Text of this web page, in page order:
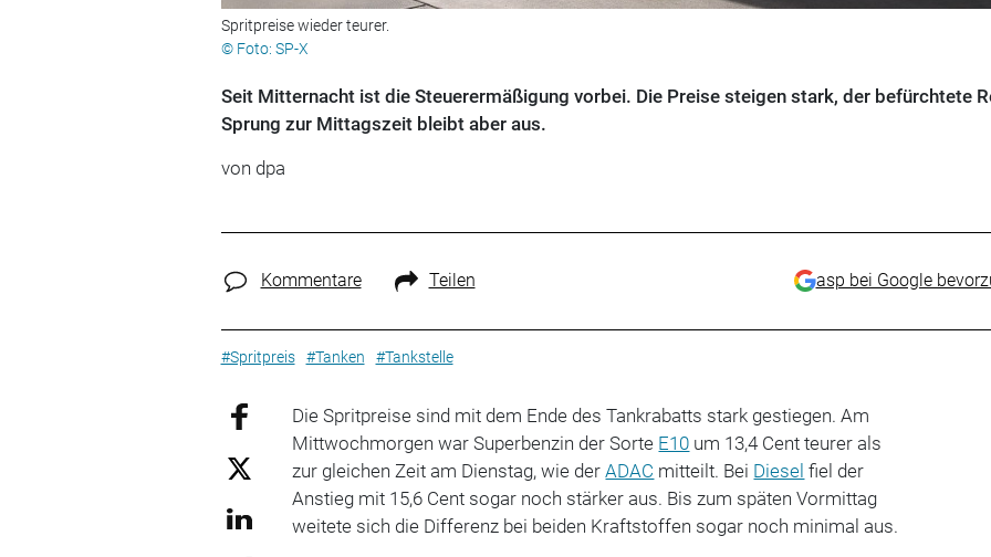
Spritpreise wieder teurer.
© Foto: SP-X
Seit Mitternacht ist die Steuerermäßigung vorbei. Die Preise steigen stark, der befürchtete
Sprung zur Mittagszeit bleibt aber aus.
von dpa
Kommentare Teilen asp bei Google
#Spritpreis #Tanken #Tankstelle
Die Spritpreise sind mit dem Ende des Tankrabatts stark gestiegen. Am
Mittwochmorgen war Superbenzin der Sorte E10 um 13,4 Cent teurer als
zur gleichen Zeit am Dienstag, wie derADAC mitteilt. Bei Diesel fiel der
Anstieg mit 15,6 Cent sogar noch stärker aus. Bis zum späten Vormittag
weitete sich die Differenz bei beiden Kraftstoffen sogar noch minimal aus.